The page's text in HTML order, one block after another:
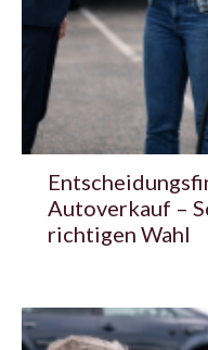
Autoverkauf –
richtigen Wahl